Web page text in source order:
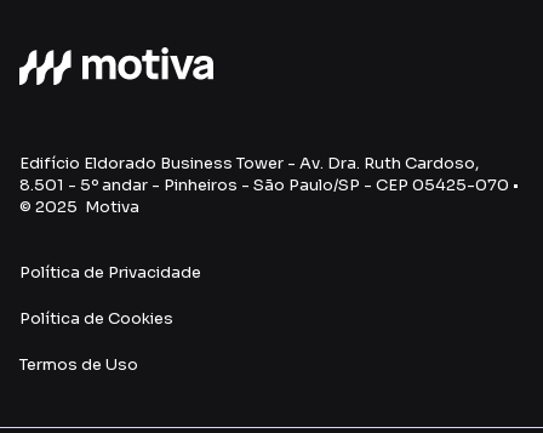
Edifício Eldorado Business Tower - Av. Dra. Ruth Cardoso,
8.501 - 5º andar - Pinheiros - São Paulo/SP - CEP 05425-070 •
© 2025 Motiva
Política de Privacidade
Política de Cookies
Termos de Uso